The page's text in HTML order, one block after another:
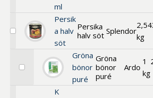
700
ml
Välj
halv
Persik
a halv
söt
Persika
halv söt Splendor
2,5
kg
Välj
bönor
Gröna
bönor
puré
Gröna
bönor
puré
Ardo
1
kg
K